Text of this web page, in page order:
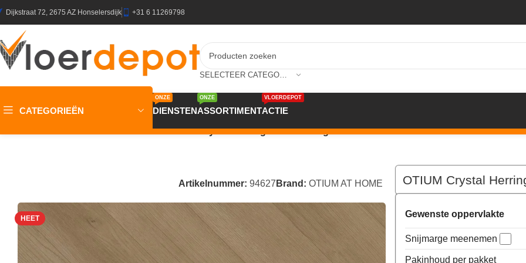
Dijkstraat 72, 2675 AZ Honselersdijk +31 6 11269798
CATEGORIEËN DIENSTEN
ONZE
ASSORTIMENT
ONZE
ACTIE
VLOERDEPOT
PVC Vloeren/OTIUM Crystal Herringbone SPC Rigid
Artikelnummer: 94627 Brand: OTIUM AT HOME
HEET
OTIUM Crystal
Gewenste oppervlakte
Snijmarge meenemen
Pakinhoud per pakket